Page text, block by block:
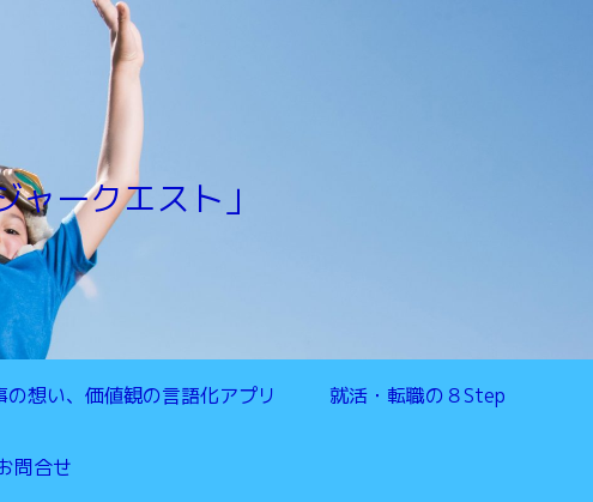
ークエスト」
の想い、価値観の言語化アプリ 就活・転職の８Step
問合せ